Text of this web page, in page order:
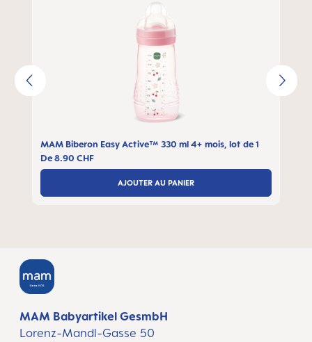
MAM Biberon Easy Active™ 330 ml 4+ mois, lot de 1
De8.90 CHF
AJOUTER AU PANIER
MAM Babyartikel GesmbH
Lorenz-Mandl-Gasse 50